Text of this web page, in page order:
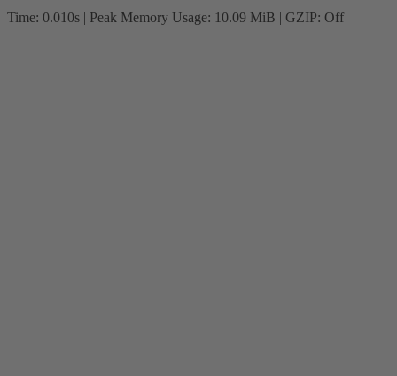
Time: 0.010s | Peak Memory Usage: 10.09 MiB | GZIP: Off